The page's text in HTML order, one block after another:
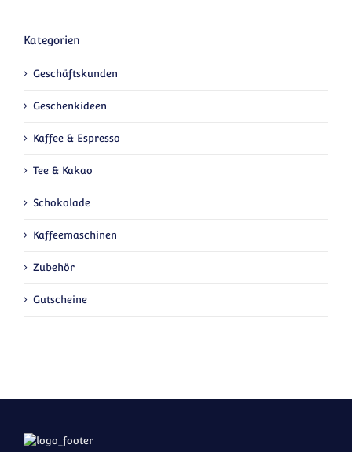
Kategorien
Geschäftskunden
Geschenkideen
Kaffee & Espresso
Tee & Kakao
Schokolade
Kaffeemaschinen
Zubehör
Gutscheine